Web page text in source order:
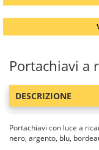
Portachiavi a
DESCRIZIONE
Portachiavi con luce a
nero, argento, blu,